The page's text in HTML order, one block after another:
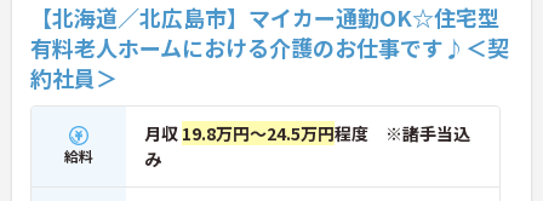
【北海道／北広島市】マイカー通勤OK☆住宅型
有料老人ホームにおける介護のお仕事です♪＜契
約社員＞
給料
月収 19.8万円～24.5万円程度 ※諸手当込
み